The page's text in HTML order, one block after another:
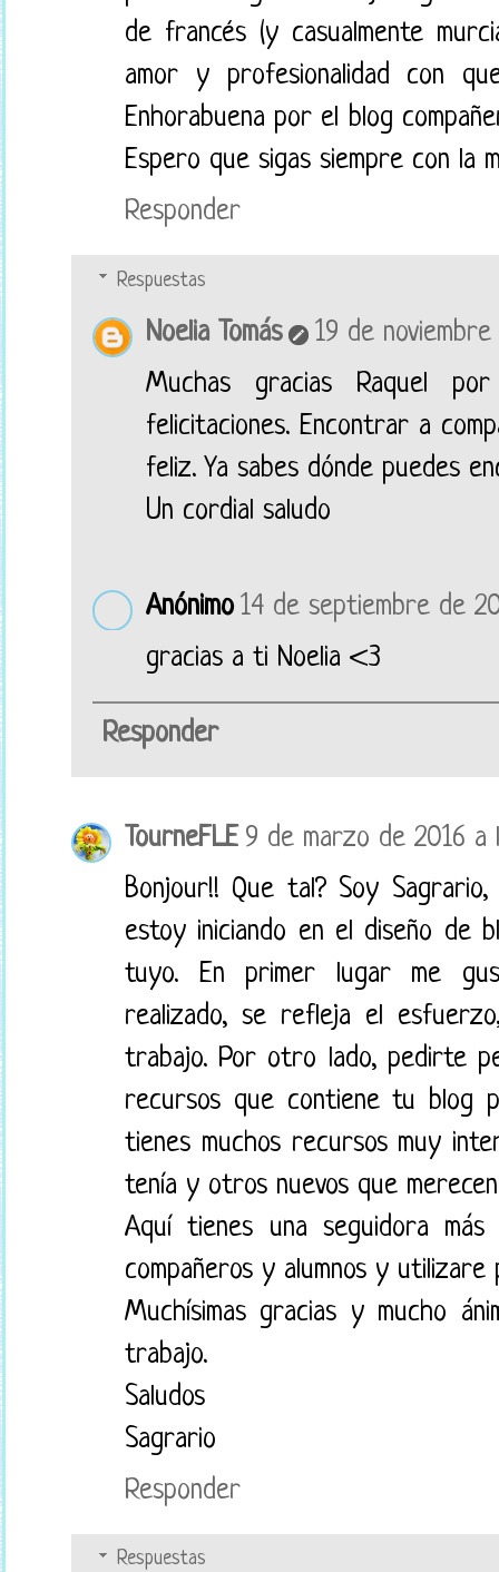
de francés (y casualmente
amor y profesionalidad con
Enhorabuena por el blog
Espero que sigas siempre con la
Responder
Respuestas
Noelia Tomás
19 de
Muchas gracias Raquel
felicitaciones. Encontrar a
feliz. Ya sabes dónde puedes
Un cordial saludo
Anónimo 14 de septiembre de
gracias a ti Noelia <3
Responder
TourneFLE 9 de marzo de 2016 a
Bonjour!! Que tal? Soy
estoy iniciando en el diseño de
tuyo. En primer lugar me
realizado, se refleja el
trabajo. Por otro lado, pedirte
recursos que contiene tu blog
tienes muchos recursos muy
tenía y otros nuevos que
Aquí tienes una seguidora
compañeros y alumnos y utilizare
Muchísimas gracias y mucho
trabajo.
Saludos
Sagrario
Responder
Respuestas